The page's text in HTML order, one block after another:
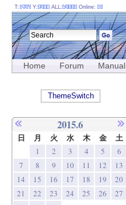
Home Forum Manual
T: Y: ALL: Online:
ThemeSwitch
2015.6
日 月 火 水 木 金 土
1 2 3 4 5
6
7
8 9 10 11 12
13
14
15 16 17 18 19
20
21
22 23 24 25 26
27